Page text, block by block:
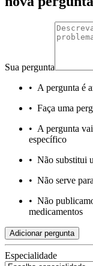
Sua pergunta
• A pergunta é
• Faça uma
• A pergunta
específico
• Não substitui
• Não serve
• Não
medicamentos
Adicionar pergunta
Especialidade